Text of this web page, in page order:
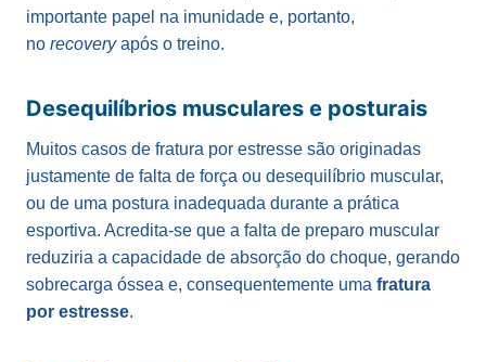
importante papel na imunidade e, portanto,
no recoveryapós o treino.
Desequilíbrios musculares e posturais
Muitos casos de fratura por estresse são originadas
justamente de falta de força ou desequilíbrio muscular,
ou de uma postura inadequada durante a prática
esportiva. Acredita-se que a falta de preparo muscular
reduziria a capacidade de absorção do choque, gerando
sobrecarga óssea e, consequentemente uma fratura
por estresse.